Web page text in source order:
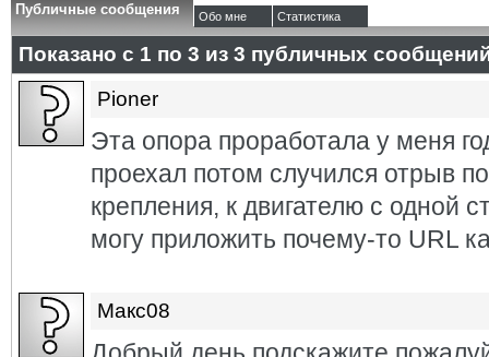
Публичные сообщения Обо мне Статистика
Показано с 1 по 3 из 3 публичных
Pioner
Эта опора проработала у меня
проехал потом случился отрыв
крепления, к двигателю с одной
могу приложить почему-то URL
Макс08